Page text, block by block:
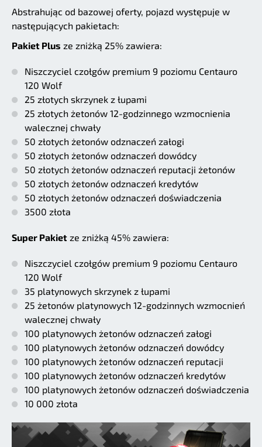
Abstrahując od bazowej oferty, pojazd występuje w
następujących pakietach:
Pakiet Plus ze zniżką 25% zawiera:
Niszczyciel czołgów premium 9 poziomu Centauro
120 Wolf
25 złotych skrzynek z łupami
25 złotych żetonów 12-godzinnego wzmocnienia
walecznej chwały
50 złotych żetonów odznaczeń załogi
50 złotych żetonów odznaczeń dowódcy
50 złotych żetonów odznaczeń reputacji żetonów
50 złotych żetonów odznaczeń kredytów
50 złotych żetonów odznaczeń doświadczenia
3500 złota
Super Pakiet ze zniżką 45% zawiera:
Niszczyciel czołgów premium 9 poziomu Centauro
120 Wolf
35 platynowych skrzynek z łupami
25 żetonów platynowych 12-godzinnych wzmocnień
walecznej chwały
100 platynowych żetonów odznaczeń załogi
100 platynowych żetonów odznaczeń dowódcy
100 platynowych żetonów odznaczeń reputacji
100 platynowych żetonów odznaczeń kredytów
100 platynowych żetonów odznaczeń doświadczenia
10 000 złota